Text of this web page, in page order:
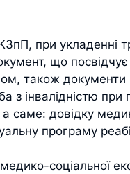
при укладенні
що
також документи
з інвалідністю
саме: довідку
програму
соціальної